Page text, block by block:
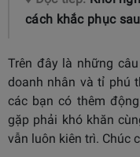
cách khắc phục
Trên đây là những
doanh nhân và tỉ phú
các bạn có thêm
gặp phải khó khăn
vẫn luôn kiên trì. Chúc